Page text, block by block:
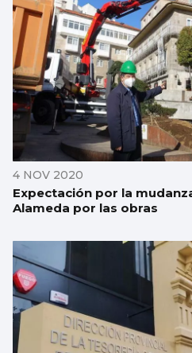
4 NOV 2020
Expectación por la
Alameda por las obras